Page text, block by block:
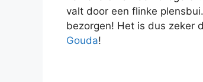
valt door een flinke
bezorgen! Het is dus zeker
Gouda!